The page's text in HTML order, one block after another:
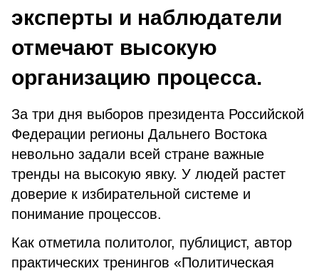
эксперты и наблюдатели
отмечают высокую
организацию процесса.
За три дня выборов президента Российской
Федерации регионы Дальнего Востока
невольно задали всей стране важные
тренды на высокую явку. У людей растет
доверие к избирательной системе и
понимание процессов.
Как отметила политолог, публицист, автор
практических тренингов «Политическая